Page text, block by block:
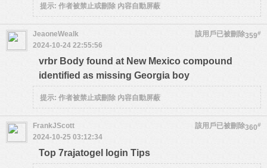
提示: 作者被禁止或刪除 內容自動屏蔽
359#
JeaoneWealk
該用戶已被刪除
2024-10-24 22:55:56
vrbr Body found at New Mexico compound
identified as missing Georgia boy
提示: 作者被禁止或刪除 內容自動屏蔽
360#
FrankJScott
該用戶已被刪除
2024-10-25 03:12:34
Top 7rajatogel login Tips